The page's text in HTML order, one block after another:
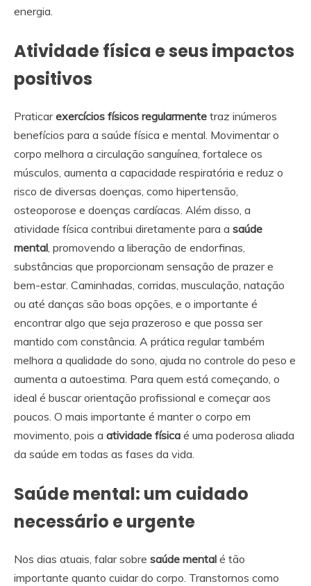
energia.
Atividade física e seus impactos
positivos
Praticarexercícios físicos regularmente traz inúmeros
benefícios para a saúde física e mental. Movimentar o
corpo melhora a circulação sanguínea, fortalece os
músculos, aumenta a capacidade respiratória e reduz o
risco de diversas doenças, como hipertensão,
osteoporose e doenças cardíacas. Além disso, a
atividade física contribui diretamente para a saúde
mental , promovendo a liberação de endorfinas,
substâncias que proporcionam sensação de prazer e
bem-estar. Caminhadas, corridas, musculação, natação
ou até danças são boas opções, e o importante é
encontrar algo que seja prazeroso e que possa ser
mantido com constância. A prática regular também
melhora a qualidade do sono, ajuda no controle do peso e
aumenta a autoestima. Para quem está começando, o
ideal é buscar orientação profissional e começar aos
poucos. O mais importante é manter o corpo em
movimento, pois a atividade física é uma poderosa aliada
da saúde em todas as fases da vida.
Saúde mental: um cuidado
necessário e urgente
Nos dias atuais, falar sobre saúde mental é tão
importante quanto cuidar do corpo. Transtornos como